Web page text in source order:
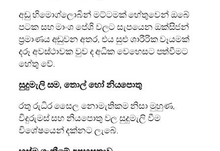
අඩු හිමොග්ලොබින් මට්ටමක් හේතුවෙන් ඔබේ
පටක සහ මාංශ පේශි වලට සැපයෙන ඔක්සිජන්
ප්‍රමාණය අඩුවන අතර, එය සුළු ශාරීරික වෑයමක්
දරූ අවස්ථාවක වුව ද අධික වෙහෙසට පත්වීමට
හේතු වේ.
සුදුමැලි සම,තොල් හෝ නියපොතු
රතු රුධිර සෛල නොමැතිකම නිසා මුහුණ,
විදුරුමස් සහ නියපොතු වල සුදුමැලි වීම
විශේෂයෙන් දක්නට ලැබේ.